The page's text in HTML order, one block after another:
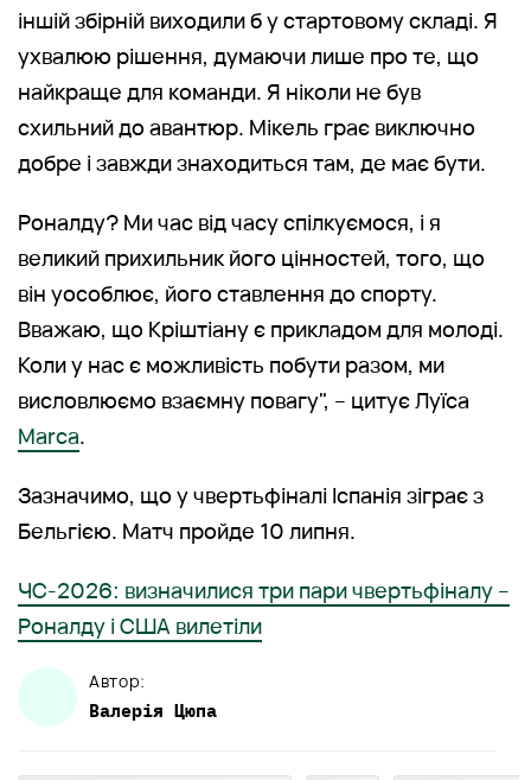
іншій збірній виходили б у стартовому складі. Я
ухвалюю рішення, думаючи лише про те, що
найкраще для команди. Я ніколи не був
схильний до авантюр. Мікель грає виключно
добре і завжди знаходиться там, де має бути.
Роналду? Ми час від часу спілкуємося, і я
великий прихильник його цінностей, того, що
він уособлює, його ставлення до спорту.
Вважаю, що Кріштіану є прикладом для молоді.
Коли у нас є можливість побути разом, ми
висловлюємо взаємну повагу", – цитує Луїса
Marca.
Зазначимо, що у чвертьфіналі Іспанія зіграє з
Бельгією. Матч пройде 10 липня.
ЧС-2026: визначилися три пари чвертьфіналу –
Роналду і США вилетіли
Автор:
Валерія Цюпа